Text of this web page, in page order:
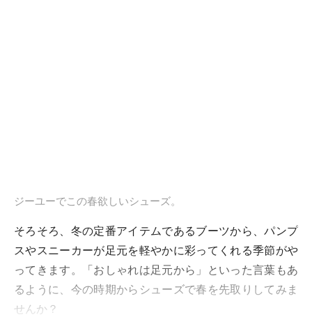
ジーユーでこの春欲しいシューズ。
そろそろ、冬の定番アイテムであるブーツから、パンプ
スやスニーカーが足元を軽やかに彩ってくれる季節がや
ってきます。「おしゃれは足元から」といった言葉もあ
るように、今の時期からシューズで春を先取りしてみま
せんか？